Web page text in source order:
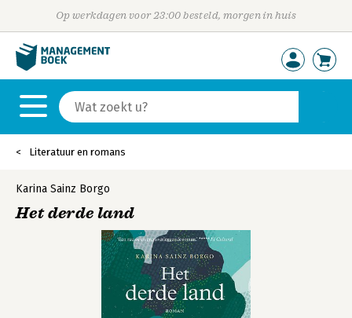
Op werkdagen voor 23:00 besteld, morgen in huis
Literatuur en romans
Karina Sainz Borgo
Het derde land